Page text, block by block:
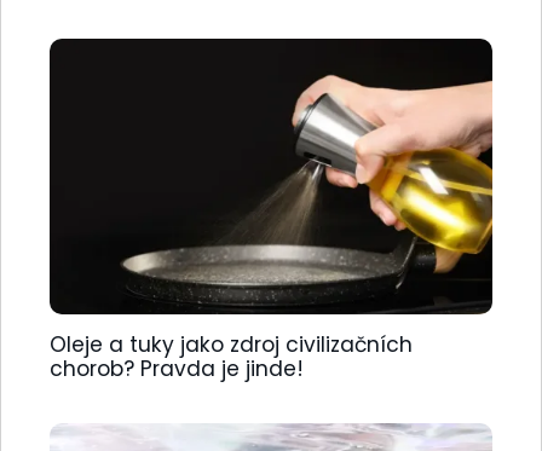
Oleje a tuky jako zdroj civilizačních
chorob? Pravda je jinde!